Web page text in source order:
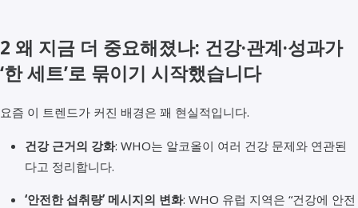
2 왜 지금 더 중요해졌나: 건강·관계·성과가
‘한 세트’로 묶이기 시작했습니다
요즘 이 트렌드가 커진 배경은 꽤 현실적입니다.
건강 근거의 강화: WHO는 알코올이 여러 건강 문제와 연관된
다고 정리합니다.
‘안전한 섭취량’ 메시지의 변화: WHO 유럽 지역은 “건강에 안전